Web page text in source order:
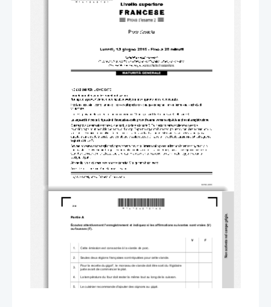
2/4
Partie A
Écoutez attentivement l'enregistrement et indiquez si les affirmations suivantes sont vraies (V)
ou fausses (F).
V             F
1. Cette émission est consacrée à la viande de porc.
2. Seules deux régions françaises sont réputées pour cette viande.
3.
Pour la recette du gigot*, le morceau de viande doit être sorti du frigidaire
juste avant de commencer le plat.
4. La température du four doit rester la même tout au long de la cuisson.
5. Le cuisinier recommande d'ajouter des oignons au gigot.